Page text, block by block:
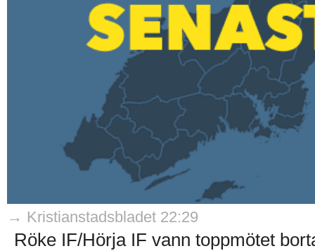
→ Kristianstadsbladet 22:29
Röke IF/Hörja IF vann toppmötet